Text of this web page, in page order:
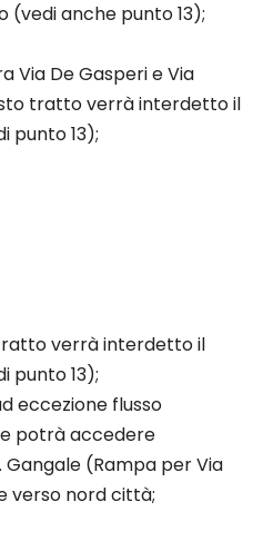
(vedi anche punto 13);
Via De Gasperi e Via
tratto verrà interdetto il
punto 13);
tratto verrà interdetto il
punto 13);
eccezione flusso
potrà accedere
Gangale (Rampa per Via
verso nord città;